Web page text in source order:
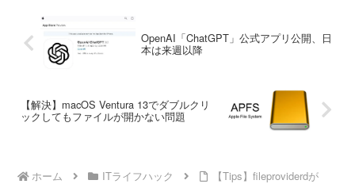
OpenAI「ChatGPT」公式アプリ公開、日
本は来週以降
【解決】macOS Ventura 13でダブルクリ
ックしてもファイルが開かない問題
ホーム ITライフハック
【Tips】fileproviderdが